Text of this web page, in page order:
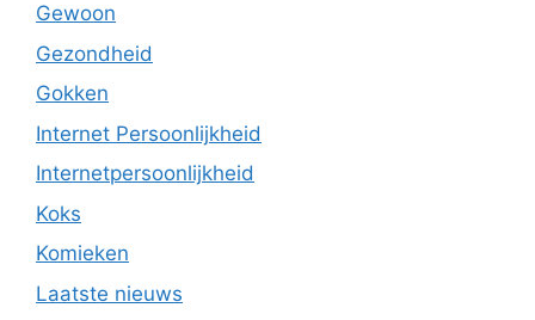
Gewoon
Gezondheid
Gokken
Internet Persoonlijkheid
Internetpersoonlijkheid
Koks
Komieken
Laatste nieuws